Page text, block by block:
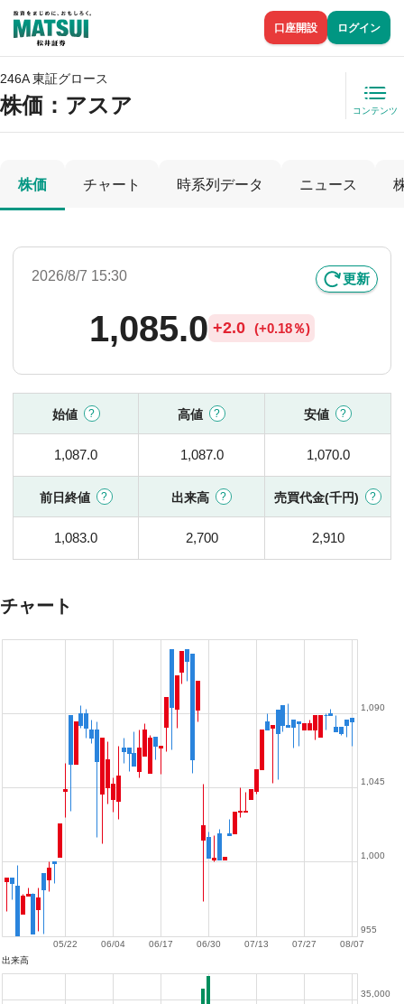
口座開設 ログイン
246A 東証グロース
株価 ：アスア コンテンツ
株価 チャート 時系列データ ニュース
2026/8/7 15:30 更新
1,085.0 +2.0 (+0.18％)
始値 高値 安値
1,087.0 1,087.0 1,070.0
前日終値 出来高 売買代金(千円)
1,083.0 2,700 2,910
チャート
08/07
07/27
07/13
06/30
06/17
06/04
05/22
955
1,000
1,045
1,090
出来高
35,000